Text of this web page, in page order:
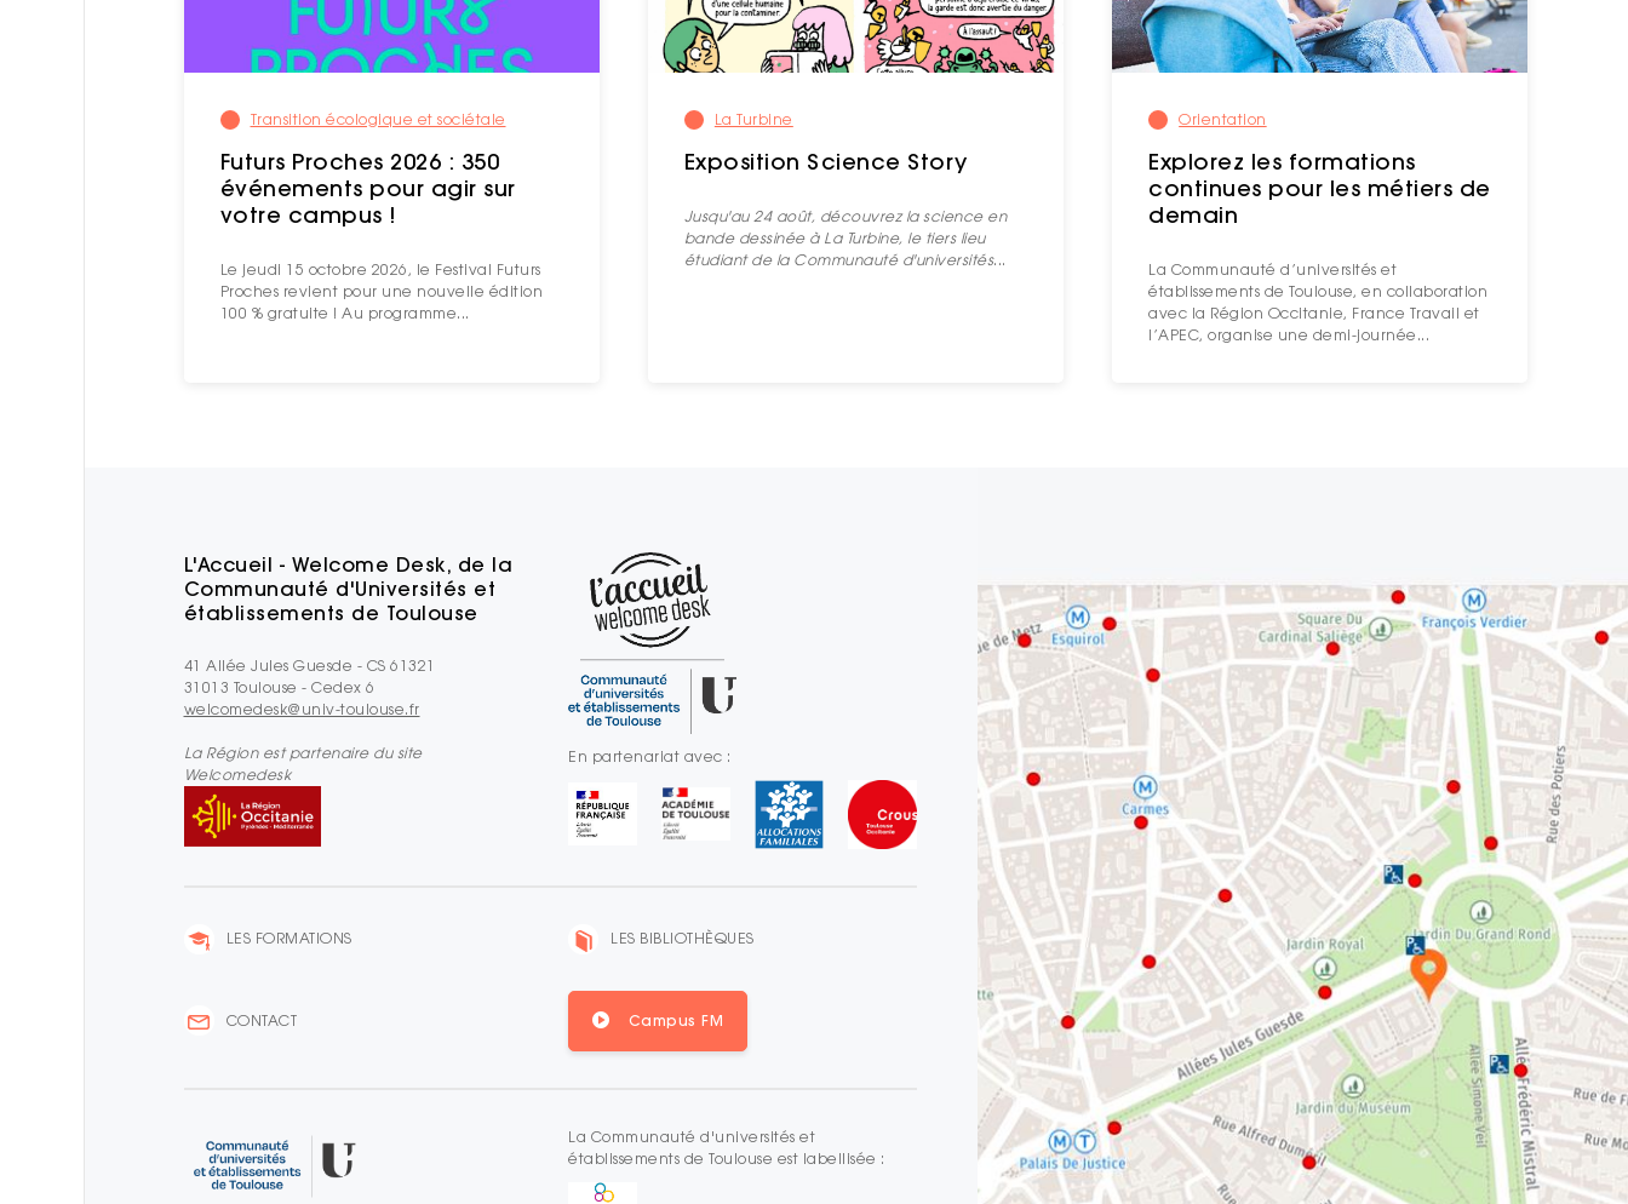
Transition écologique et sociétale
Futurs Proches 2026 : 350
événements pour agir sur
votre campus !
Le jeudi 15 octobre 2026, le Festival Futurs
Proches revient pour une nouvelle édition
100 % gratuite ! Au programme...
La Turbine
Exposition Science Story
Jusqu'au 24 août, découvrez la science en
bande dessinée à La Turbine, le tiers lieu
étudiant de la Communauté d'universités...
Orientation
Explorez les formations
continues pour les métiers de
demain
La Communauté d’universités et
établissements de Toulouse, en collaboration
avec la Région Occitanie, France Travail et
l’APEC, organise une demi-journée...
L'Accueil - Welcome Desk, de la
Communauté d'Universités et
établissements de Toulouse
41 Allée Jules Guesde - CS 61321
31013 Toulouse - Cedex 6
welcomedesk@univ-toulouse.fr
La Région est partenaire du site
Welcomedesk
En partenariat avec :
LES FORMATIONS LES BIBLIOTHÈQUES
CONTACT Campus FM
La Communauté d'universités et
établissements de Toulouse est labellisée :